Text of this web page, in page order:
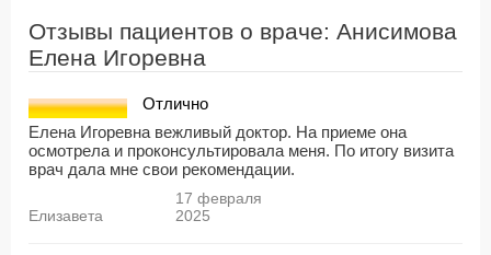
Отзывы пациентов о враче: Анисимова
Елена Игоревна
Отлично
Елена Игоревна вежливый доктор. На приеме она
осмотрела и проконсультировала меня. По итогу визита
врач дала мне свои рекомендации.
Елизавета
17 февраля
2025